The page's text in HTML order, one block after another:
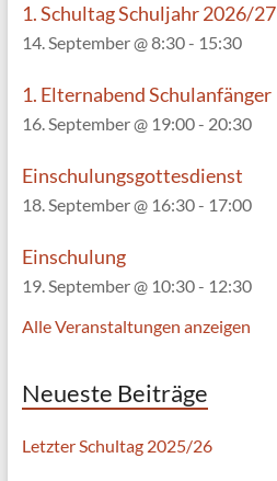
1. Schultag Schuljahr 2026/27
14. September @ 8:30- 15:30
1. Elternabend Schulanfänger
16. September @ 19:00- 20:30
Einschulungsgottesdienst
18. September @ 16:30- 17:00
Einschulung
19. September @ 10:30- 12:30
Alle Veranstaltungen anzeigen
Neueste Beiträge
Letzter Schultag 2025/26